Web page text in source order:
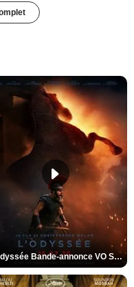
L'Odyssée Bande-annonce VO STFR